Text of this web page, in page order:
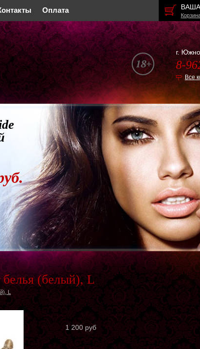
Оплата
г.
8-
Все
(белый), L
L
1 200 руб